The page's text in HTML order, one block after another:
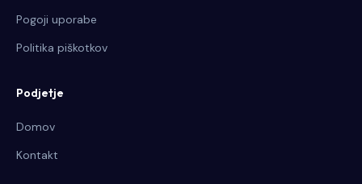
Pogoji uporabe
Politika piškotkov
Podjetje
Domov
Kontakt